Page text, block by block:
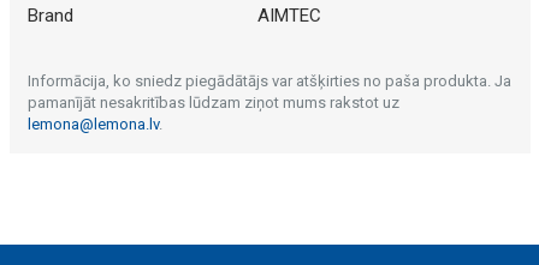
Brand AIMTEC
Informācija, ko sniedz piegādātājs var atšķirties no paša produkta. Ja
pamanījāt nesakritības lūdzam ziņot mums rakstot uz
lemona@lemona.lv.